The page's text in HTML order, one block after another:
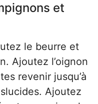
et
le beurre et
Ajoutez l’oignon
revenir jusqu’à
Ajoutez